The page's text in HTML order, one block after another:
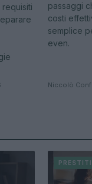
passaggi
costi
semplice
even.
Niccolò
PRESTITI